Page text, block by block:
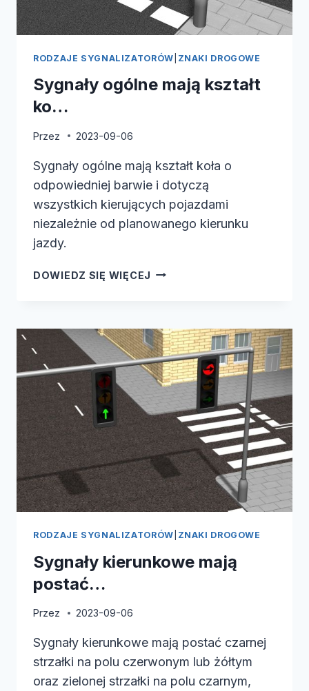
RODZAJE SYGNALIZATORÓW ZNAKI DROGOWE
Sygnały ogólne mają kształt
ko…
Przez 2023-09-06
Sygnały ogólne mają kształt koła o
odpowiedniej barwie i dotyczą
wszystkich kierujących pojazdami
niezależnie od planowanego kierunku
jazdy.
DOWIEDZ SIĘ WIĘCEJ SYGNAŁY
KO…
RODZAJE SYGNALIZATORÓW ZNAKI DROGOWE
Sygnały kierunkowe mają
postać…
Przez 2023-09-06
Sygnały kierunkowe mają postać czarnej
strzałki na polu czerwonym lub żółtym
oraz zielonej strzałki na polu czarnym,